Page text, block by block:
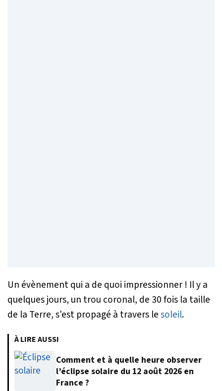
Un évènement qui a de quoi impressionner ! Il y a
quelques jours, un trou coronal, de 30 fois la taille
de la Terre, s'est propagé à travers lesoleil.
À LIRE AUSSI
Comment et à quelle heure observer
l’éclipse solaire du 12 août 2026 en
France ?